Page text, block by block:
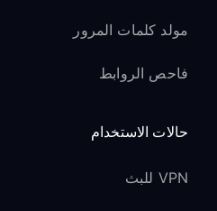
مولد كلمات المرور
فاحص الروابط
حالات الاستخدام
VPN للبث